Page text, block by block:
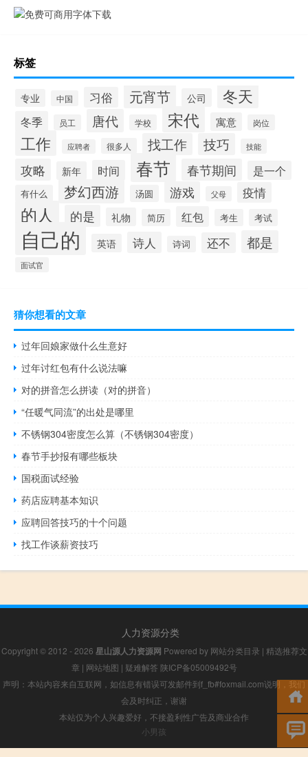
标签
专业 中国 习俗 元宵节 公司 冬天
冬季 员工 唐代 学校 宋代 寓意 岗位
工作 应聘者 很多人 找工作 技巧 技能
攻略 新年 时间 春节 春节期间 是一个
有什么 梦幻西游 汤圆 游戏 父母 疫情
的人 的是 礼物 简历 红包 考生 考试
自己的 英语 诗人 诗词 还不 都是
面试官
猜你想看的文章
过年回娘家做什么生意好
过年讨红包有什么说法嘛
对的拼音怎么拼读（对的拼音）
“任暖气同流”的出处是哪里
不锈钢304密度怎么算（不锈钢304密度）
春节手抄报有哪些板块
国税面试经验
药店应聘基本知识
应聘回答技巧的十个问题
找工作谈薪资技巧
人力资源分类
Copyright © 2012 - 2026 星山源人力资源网 Powered by 网站分类目录 | 精选推荐文
章 | 网站地图 | 疑难解答 陕ICP备05009492号
声明：本站内容来自互联网，如信息有错误可发邮件到f_fb#foxmail.com说明，我们
会及时纠正，谢谢
本站仅为个人兴趣爱好，不接盈利性广告及商业合作
小男孩